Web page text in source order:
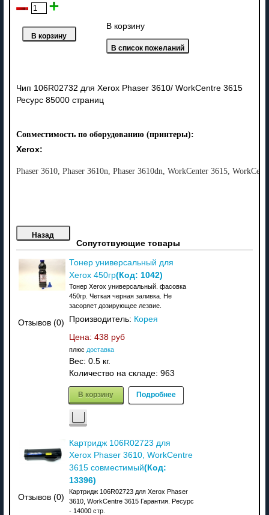
В корзину
Чип 106R02732 для Xerox Phaser 3610/ WorkCentre 3615
Ресурс 85000 страниц
Совместимость по оборудованию (принтеры):
Xerox:
Phaser 3610, Phaser 3610n, Phaser 3610dn, WorkCenter 3615,
Сопутствующие товары
Отзывов (0)
Тонер универсальный для
Xerox 450гр(Код: 1042)
Тонер Xerox универсальный. фасовка
450гр. Четкая черная заливка. Не
засоряет дозирующее лезвие.
Производитель: Корея
Цена: 438 руб
плюс доставка
Вес: 0.5 кг.
Количество на складе: 963
В корзину Подробнее
Отзывов (0)
Картридж 106R02723 для
Xerox Phaser 3610, WorkCentre
3615 совместимый(Код:
13396)
Картридж 106R02723 для Xerox Phaser
3610, WorkCentre 3615 Гарантия. Ресурс
- 14000 стр.